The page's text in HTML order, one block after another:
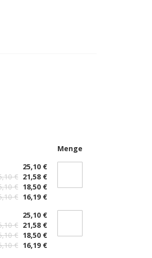
Menge
25,10 €
€ 21,58 €
€ 18,50 €
€ 16,19 €
25,10 €
€ 21,58 €
€ 18,50 €
€ 16,19 €